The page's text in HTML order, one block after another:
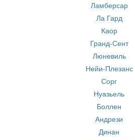
Ламберсар
Ла Гард
Каор
Гранд-Сент
Люневиль
Нейи-Плезанс
Сорг
Нуазьель
Боллен
Андрези
Динан